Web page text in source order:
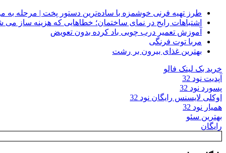
طرز تهیه فرنی خوشمزه با ساده‌ترین دستور پخت | مرحله به
اشتباهات رایج در نمای ساختمان؛ خطاهایی که هزینه ساز می
آموزش تعمیر درب چوبی باد کرده بدون تعویض
مربا توت فرنگی
بهترین غذای بیرون بر رشت
خرید بک لینک فالو
آپدیت نود 32
پسورد نود 32
اوکلی لایسنس رایگان نود 32
همیار نود 32
بهترین سئو
رایگان